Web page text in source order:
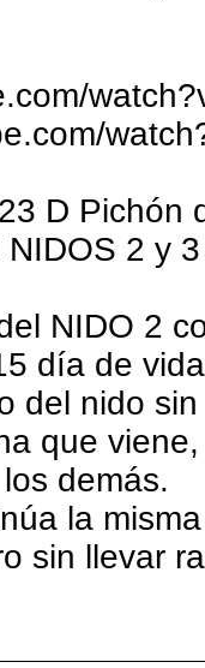
D Pichón
2 y 3
NIDO 2
día de
del nido
que
demás.
la
sin llevar